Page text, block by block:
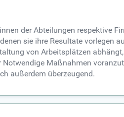
der Abteilungen respektive
sie ihre Resultate vorlegen
von Arbeitsplätzen
Maßnahmen
außerdem überzeugend.